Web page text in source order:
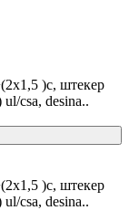
)c, штекер
csa, desina..
)c, штекер
csa, desina..